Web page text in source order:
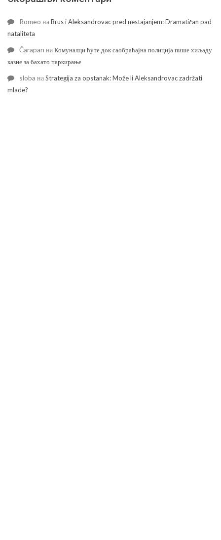
Romeo наBrus i Aleksandrovac pred nestajanjem: Dramatičan pad
nataliteta
Čarapan наКомуналци ћуте док саобраћајна полиција пише хиљаду
казне за бахато паркирање
sloba наStrategija za opstanak: Može li Aleksandrovac zadržati
mlade?